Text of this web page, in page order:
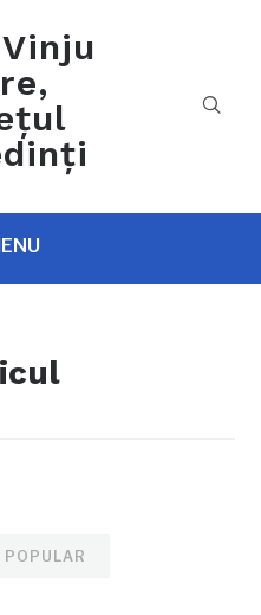
POPULAR